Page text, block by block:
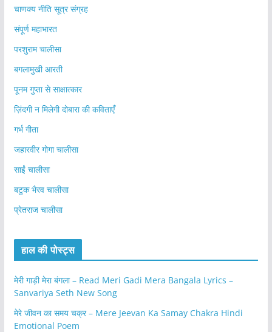
चाणक्य नीति सूत्र संग्रह
संपूर्ण महाभारत
परशुराम चालीसा
बगलामुखी आरती
पूनम गुप्ता से साक्षात्कार
ज़िंदगी न मिलेगी दोबारा की कविताएँ
गर्भ गीता
जहारवीर गोगा चालीसा
साईं चालीसा
बटुक भैरव चालीसा
प्रेतराज चालीसा
हाल की पोस्ट्स
मेरी गाड़ी मेरा बंगला – Read Meri Gadi Mera Bangala Lyrics –
Sanvariya Seth New Song
मेरे जीवन का समय चक्र – Mere Jeevan Ka Samay Chakra Hindi
Emotional Poem